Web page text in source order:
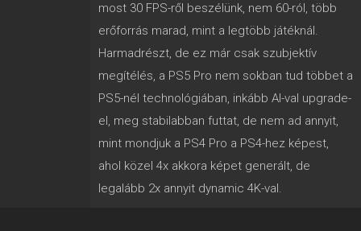
most 30 FPS-ről beszélünk, nem 60-ról, több
erőforrás marad, mint a legtöbb játéknál.
Harmadrészt, de ez már csak szubjektív
megítélés, a PS5 Pro nem sokban tud többet a
PS5-nél technológiában, inkább AI-val upgrade-
el, meg stabilabban futtat, de nem ad annyit,
mint mondjuk a PS4 Pro a PS4-hez képest,
ahol közel 4x akkora képet generált, de
legalább 2x annyit dynamic 4K-val.